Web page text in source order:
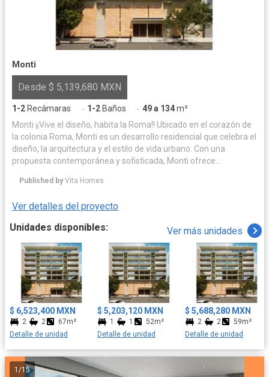
Monti
Desde $ 5,139,680 MXN
1-2 Recámaras · 1-2 Baños · 49 a 134m²
Monti ¡¡Vive el diseño, habita la Roma!! Ubicado en el corazón de
la colonia Roma, Monti es un desarrollo residencial que celebra el
diseño, la arquitectura y el estilo de vida urbano. Con una
propuesta contemporánea y sofisticada, Monti ofrece
conectada, estética y funcional en una de las zonas más
alta calidad, distribución inteligente de espacios y una
arquitectura que dialoga con el carácter histórico y cosmopolita
de la Roma. Cada unidad ha sido pensada para ofrecer confort,
luz natural y privacidad, mientras que las áreas comunes elevan
la experiencia cotidiana de sus residentes. Descubre un nuevo
estilo de vida en Monti: diseño, ubicación y estilo en perfecta
armonía.
Published by Vita Homes
Ver detalles del proyecto
Unidades disponibles:
Ver más unidades
$ 6,523,400 MXN
2 2
67m²
Detalle de unidad
$ 5,203,120 MXN
1 1
52m²
Detalle de unidad
$ 5,688,280 MXN
2 2
59m²
Detalle de unidad
1 /15